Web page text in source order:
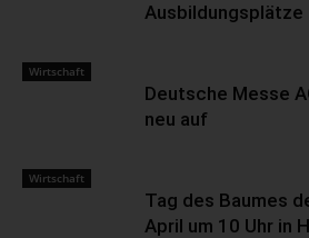
Ausbildungsplätze
Wirtschaft
Deutsche Messe
neu auf
Wirtschaft
Tag des Baumes
April um 10 Uhr in